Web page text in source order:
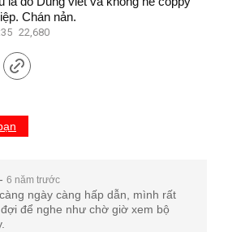
Chán nản.
22,680
- 6 năm trước
ngày càng hấp dẫn, mình rất
để nghe như chờ giờ xem bộ